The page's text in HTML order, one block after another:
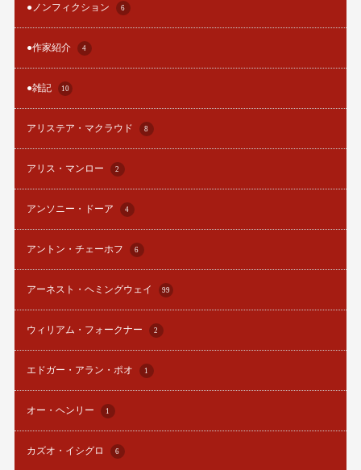
●ノンフィクション 6
●作家紹介 4
●雑記 10
アリステア・マクラウド 8
アリス・マンロー 2
アンソニー・ドーア 4
アントン・チェーホフ 6
アーネスト・ヘミングウェイ 99
ウィリアム・フォークナー 2
エドガー・アラン・ポオ 1
オー・ヘンリー 1
カズオ・イシグロ 6